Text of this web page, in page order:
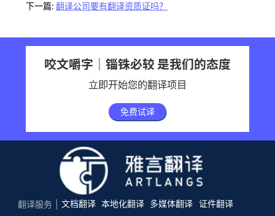
下一篇: 翻译公司要有翻译资质证吗？
咬文嚼字｜锱铢必较 是我们的态度
立即开始您的翻译项目
免费试译
翻译服务 文档翻译 本地化翻译 多媒体翻译 证件翻译